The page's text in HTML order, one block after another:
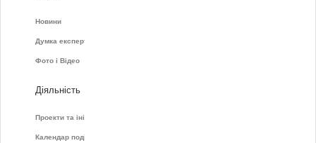
Новини
Думка експертів
Фото і Відео
Діяльність
Проекти та ініціативи
Календар подій